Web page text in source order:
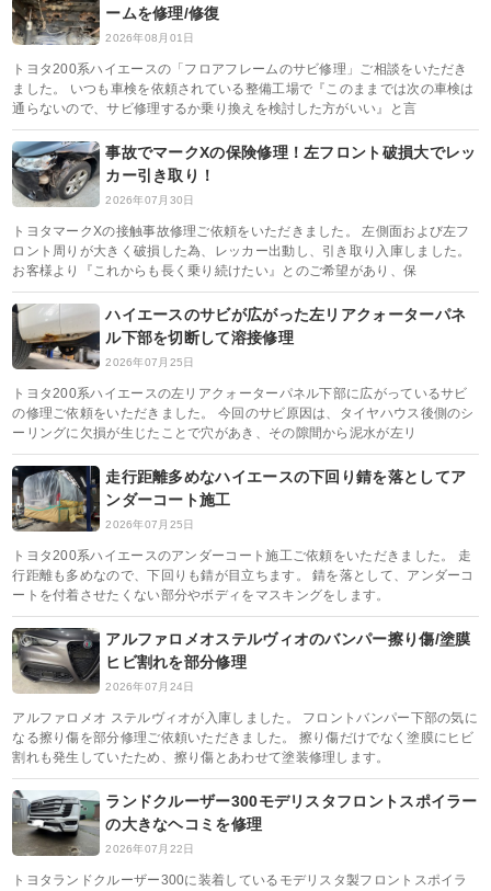
ームを修理/修復
2026年08月01日
トヨタ200系ハイエースの「フロアフレームのサビ修理」ご相談をいただき
ました。 いつも車検を依頼されている整備工場で『このままでは次の車検は
通らないので、サビ修理するか乗り換えを検討した方がいい』と言
事故でマークXの保険修理！左フロント破損大でレッ
カー引き取り！
2026年07月30日
トヨタマークXの接触事故修理ご依頼をいただきました。 左側面および左フ
ロント周りが大きく破損した為、レッカー出動し、引き取り入庫しました。
お客様より『これからも長く乗り続けたい』とのご希望があり、保
ハイエースのサビが広がった左リアクォーターパネ
ル下部を切断して溶接修理
2026年07月25日
トヨタ200系ハイエースの左リアクォーターパネル下部に広がっているサビ
の修理ご依頼をいただきました。 今回のサビ原因は、タイヤハウス後側のシ
ーリングに欠損が生じたことで穴があき、その隙間から泥水が左リ
走行距離多めなハイエースの下回り錆を落としてア
ンダーコート施工
2026年07月25日
トヨタ200系ハイエースのアンダーコート施工ご依頼をいただきました。 走
行距離も多めなので、下回りも錆が目立ちます。 錆を落として、アンダーコ
ートを付着させたくない部分やボディをマスキングをします。
アルファロメオステルヴィオのバンパー擦り傷/塗膜
ヒビ割れを部分修理
2026年07月24日
アルファロメオ ステルヴィオが入庫しました。 フロントバンパー下部の気に
なる擦り傷を部分修理ご依頼いただきました。 擦り傷だけでなく塗膜にヒビ
割れも発生していたため、擦り傷とあわせて塗装修理します。
ランドクルーザー300モデリスタフロントスポイラー
の大きなヘコミを修理
2026年07月22日
トヨタランドクルーザー300に装着しているモデリスタ製フロントスポイラ